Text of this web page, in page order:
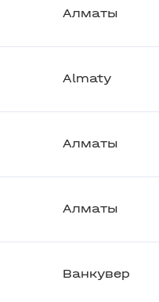
Алматы
Almaty
Алматы
Алматы
Ванкувер